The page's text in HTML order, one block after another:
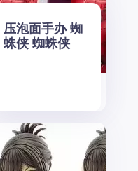
压泡面手办 蜘
蛛侠 蜘蛛侠